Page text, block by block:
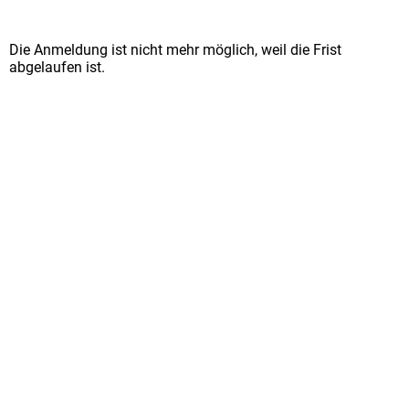
Die Anmeldung ist nicht mehr möglich, weil die Frist
abgelaufen ist.